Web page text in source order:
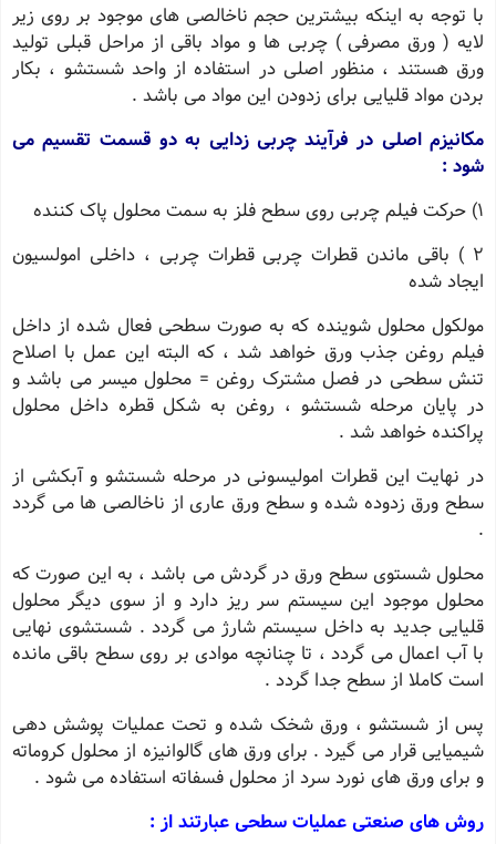
با توجه به اینکه بیشترین حجم ناخالصی های موجود بر روی زیر
لایه ( ورق مصرفی ) چربی ها و مواد باقی از مراحل قبلی تولید
ورق هستند ، منظور اصلی در استفاده از واحد شستشو ، بکار
بردن مواد قلیایی برای زدودن این مواد می باشد .
مکانیزم اصلی در فرآیند چربی زدایی به دو قسمت تقسیم می
شود :
1) حرکت فیلم چربی روی سطح فلز به سمت محلول پاک کننده
2 ) باقی ماندن قطرات چربی قطرات چربی ، داخلی امولسیون
ایجاد شده
مولکول محلول شوینده که به صورت سطحی فعال شده از داخل
فیلم روغن جذب ورق خواهد شد ، که البته این عمل با اصلاح
تنش سطحی در فصل مشترک روغن = محلول میسر می باشد و
در پایان مرحله شستشو ، روغن به شکل قطره داخل محلول
پراکنده خواهد شد .
در نهایت این قطرات امولیسونی در مرحله شستشو و آبکشی از
سطح ورق زدوده شده و سطح ورق عاری از ناخالصی ها می گردد
.
محلول شستوی سطح ورق در گردش می باشد ، به این صورت که
محلول موجود این سیستم سر ریز دارد و از سوی دیگر محلول
قلیایی جدید به داخل سیستم شارژ می گردد . شستشوی نهایی
با آب اعمال می گردد ، تا چنانچه موادی بر روی سطح باقی مانده
است کاملا از سطح جدا گردد .
پس از شستشو ، ورق شخک شده و تحت عملیات پوشش دهی
شیمیایی قرار می گیرد . برای ورق های گالوانیزه از محلول کروماته
و برای ورق های نورد سرد از محلول فسفاته استفاده می شود .
روش های صنعتی عملیات سطحی عبارتند از :